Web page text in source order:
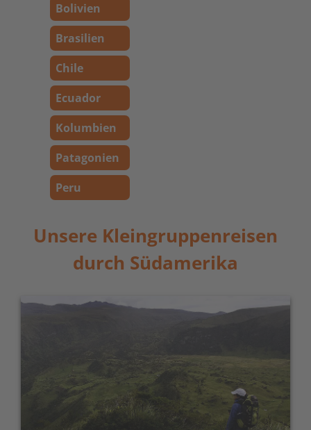
Bolivien
Brasilien
Chile
Ecuador
Kolumbien
Patagonien
Peru
Unsere Kleingruppenreisen
durch Südamerika